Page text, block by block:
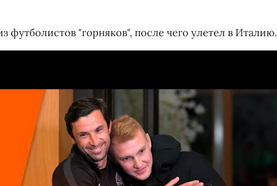
футболистов "горняков", после чего улетел в Италию.